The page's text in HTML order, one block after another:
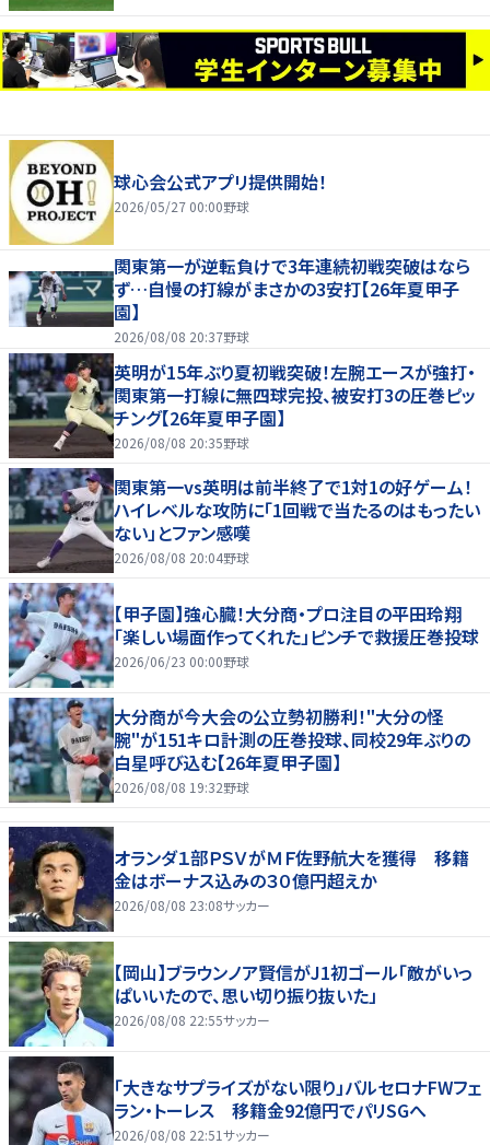
球心会公式アプリ提供開始！
2026/05/27 00:00野球
関東第一が逆転負けで3年連続初戦突破はなら
ず…自慢の打線がまさかの3安打【26年夏甲子
園】
2026/08/08 20:37野球
英明が15年ぶり夏初戦突破！左腕エースが強打・
関東第一打線に無四球完投、被安打3の圧巻ピッ
チング【26年夏甲子園】
2026/08/08 20:35野球
関東第一vs英明は前半終了で1対1の好ゲーム！
ハイレベルな攻防に「1回戦で当たるのはもったい
ない」とファン感嘆
2026/08/08 20:04野球
【甲子園】強心臓！大分商・プロ注目の平田玲翔
「楽しい場面作ってくれた」ピンチで救援圧巻投球
2026/06/23 00:00野球
大分商が今大会の公立勢初勝利！"大分の怪
腕"が151キロ計測の圧巻投球、同校29年ぶりの
白星呼び込む【26年夏甲子園】
2026/08/08 19:32野球
オランダ１部ＰＳＶがＭＦ佐野航大を獲得 移籍
金はボーナス込みの３０億円超えか
2026/08/08 23:08サッカー
【岡山】ブラウンノア賢信がJ1初ゴール「敵がいっ
ぱいいたので、思い切り振り抜いた」
2026/08/08 22:55サッカー
「大きなサプライズがない限り」バルセロナFWフェ
ラン・トーレス 移籍金92億円でパリSGへ
2026/08/08 22:51サッカー